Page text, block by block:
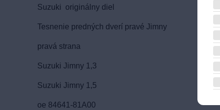
Suzuki originálny diel
Tesnenie predných dverí pravé Jimny
pravá strana
Suzuki Jimny 1,3
Suzuki Jimny 1,5
oe 84641-81A00